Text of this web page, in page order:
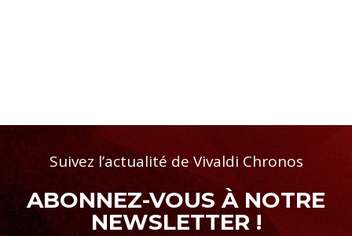
Suivez l’actualité de Vivaldi Chronos
ABONNEZ-VOUS À NOTRE
NEWSLETTER !